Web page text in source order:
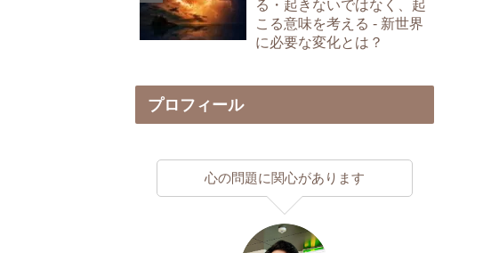
る・起きないではなく、起
こる意味を考える - 新世界
に必要な変化とは？
プロフィール
心の問題に関心があります